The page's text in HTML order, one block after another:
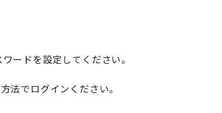
ードを設定してください。
法でログインください。